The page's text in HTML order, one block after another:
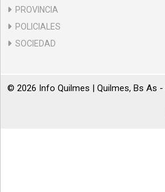
PROVINCIA
POLICIALES
SOCIEDAD
© 2026 Info Quilmes | Quilmes, Bs As -